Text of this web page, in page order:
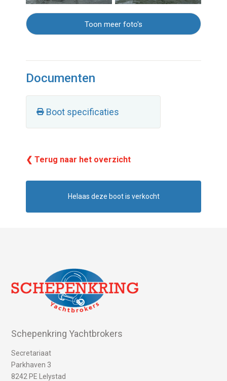
Toon meer foto's
Documenten
Boot specificaties
❮ Terug naar het overzicht
Helaas deze boot is verkocht
Schepenkring Yachtbrokers
Secretariaat
Parkhaven 3
8242 PE Lelystad